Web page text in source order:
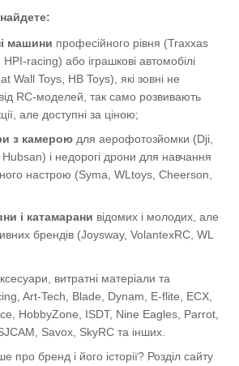
машини професійного рівня (Traxxas
racing) або іграшкові автомобілі
Wall Toys, HB Toys), які зовні не
від RC-моделей, так само розвивають
але доступні за ціною;
з камерою для аерофотозйомки (Dji,
і недорогі дрони для навчання
настрою (Syma, WLtoys, Cheerson,
і катамарани відомих і молодих, але
брендів (Joysway, VolantexRC, WL
витратні матеріали та
Art-Tech, Blade, Dynam, E-flite, ECX,
HobbyZone, ISDT, Nine Eagles, Parrot,
Savox, SkyRC та інших.
про бренд і його історії? Розділ сайту